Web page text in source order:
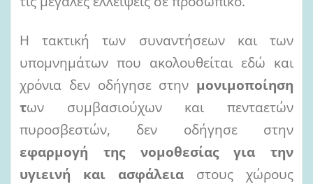
Η τακτική των συναντήσεων και των
υπομνημάτων που ακολουθείται εδώ και
χρόνια δεν οδήγησε στην μονιμοποίηση
των συμβασιούχων και πενταετών
πυροσβεστών, δεν οδήγησε στην
εφαρμογή της νομοθεσίας για την
υγιεινή και ασφάλεια στους χώρους